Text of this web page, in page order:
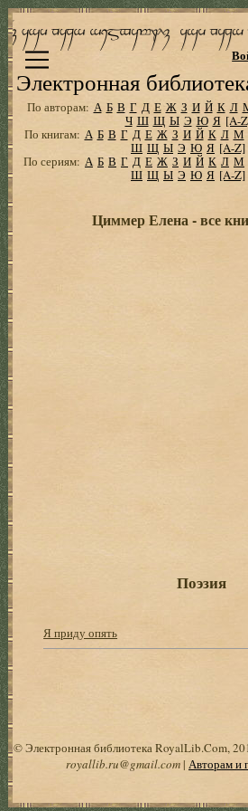
Электронная
По авторам: А Б В Г Д Е Ж З И Й К Л
Ч Ш Щ Ы Э Ю Я [A-
По книгам: А Б В Г Д Е Ж З И Й К Л М
Ш Щ Ы Э Ю Я [A-Z]
По сериям: А Б В Г Д Е Ж З И Й К Л М
Ш Щ Ы Э Ю Я [A-Z]
Циммер Елена - все
Поэзия
Я приду опять
© Электронная библиотека RoyalLib.Com,
royallib.ru@gmail.com| Авторам и